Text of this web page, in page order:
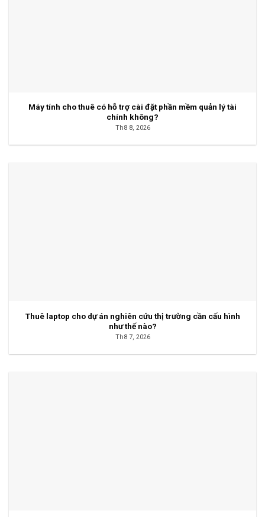
Máy tính cho thuê có hỗ trợ cài đặt phần mềm quản lý tài
chính không?
Th8 8, 2026
Thuê laptop cho dự án nghiên cứu thị trường cần cấu hình
như thế nào?
Th8 7, 2026